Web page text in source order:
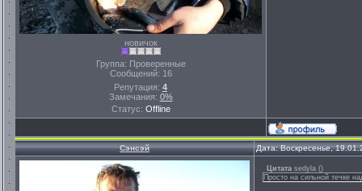
новичок
Группа: Проверенные
Сообщений: 16
Репутация: 4
Замечания: 0%
Статус: Offline
Сэнсэй Дата: Воскресенье,
Цитата sedyla ()
Просто на сильной течке